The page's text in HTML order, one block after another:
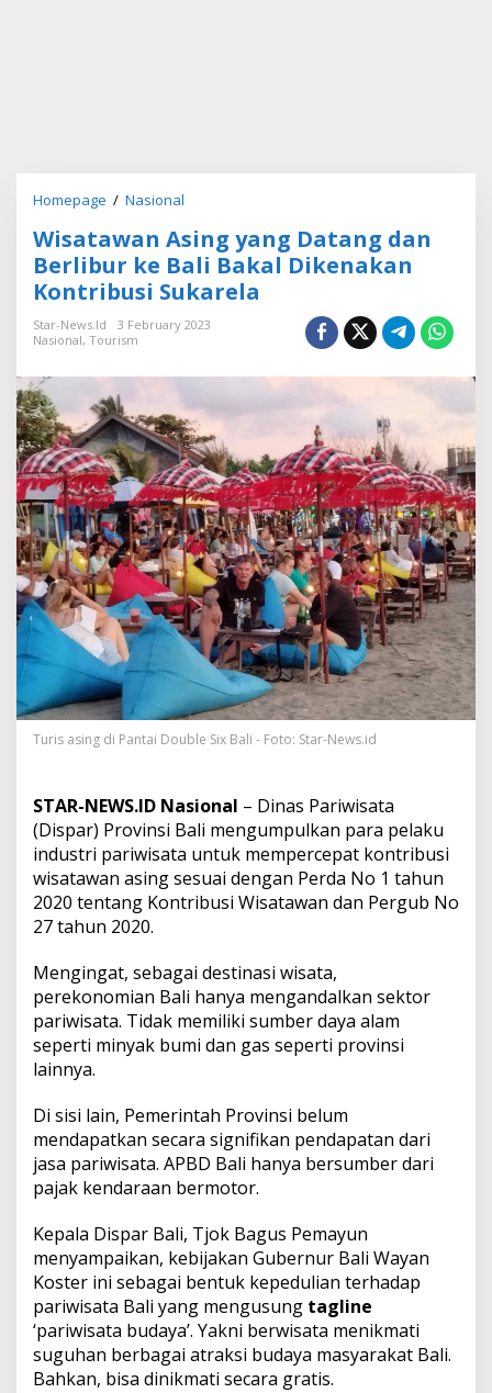
Homepage / Nasional
s
a
t
a
w
A
i
n
g
y
a
n
g
D
a
t
a
n
n
B
i
b
u
r
k
e
l
i
B
a
k
D
i
k
e
n
a
n
K
o
n
i
Wisatawan Asing yang Datang dan
Berlibur ke Bali Bakal Dikenakan
Kontribusi Sukarela
Star-News.id
3 February 2023
Nasional, Tourism
Turis asing di Pantai Double Six Bali - Foto: Star-News.id
STAR-NEWS.ID Nasional – Dinas Pariwisata
(Dispar) Provinsi Bali mengumpulkan para pelaku
industri pariwisata untuk mempercepat kontribusi
wisatawan asing sesuai dengan Perda No 1 tahun
2020 tentang Kontribusi Wisatawan dan Pergub No
27 tahun 2020.
Mengingat, sebagai destinasi wisata,
perekonomian Bali hanya mengandalkan sektor
pariwisata. Tidak memiliki sumber daya alam
seperti minyak bumi dan gas seperti provinsi
lainnya.
Di sisi lain, Pemerintah Provinsi belum
mendapatkan secara signifikan pendapatan dari
jasa pariwisata. APBD Bali hanya bersumber dari
pajak kendaraan bermotor.
Kepala Dispar Bali, Tjok Bagus Pemayun
menyampaikan, kebijakan Gubernur Bali Wayan
Koster ini sebagai bentuk kepedulian terhadap
pariwisata Bali yang mengusung tagline
‘pariwisata budaya’. Yakni berwisata menikmati
suguhan berbagai atraksi budaya masyarakat Bali.
Bahkan, bisa dinikmati secara gratis.